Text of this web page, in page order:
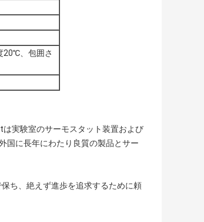
20℃、包囲さ
実験室のサーモスタット装置および
国に長年にわたり良質の製品とサー
ち、絶えず進歩を追求するために頼